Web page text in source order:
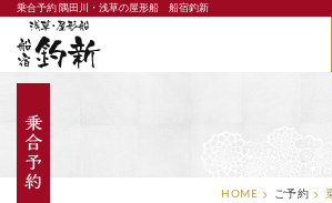
乗合予約 隅田川・浅草の屋形船 船宿釣新
隅田川・浅草の屋形船
HOME ご予約